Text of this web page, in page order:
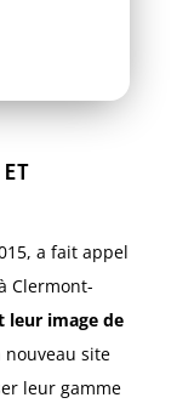
a fait appel
Clermont-
image de
nouveau site
leur gamme